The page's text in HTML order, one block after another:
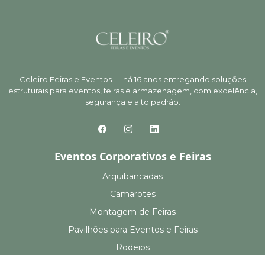
Celeiro Feiras e Eventos — há 16 anos entregando soluções
estruturais para eventos, feiras e armazenagem, com excelência,
segurança e alto padrão.
Eventos Corporativos e Feiras
Arquibancadas
Camarotes
Montagem de Feiras
Pavilhões para Eventos e Feiras
Rodeios